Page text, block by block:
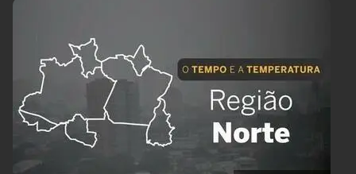
Brasil Mineral
Ciência &
Tecnologia
Cinema
Cultura
Economia
Educação
Infraestrutura
Internacional
Política
Saúde
Tempo